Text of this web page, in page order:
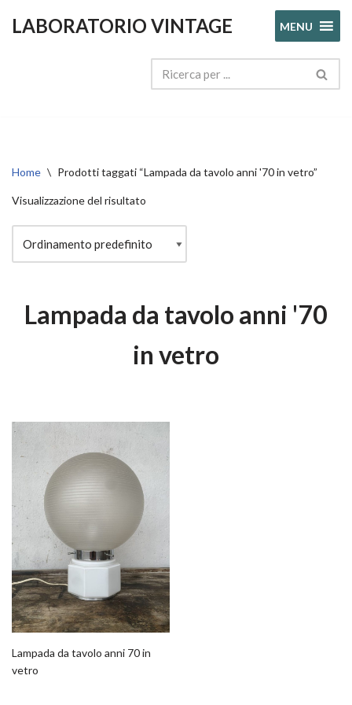
LABORATORIO VINTAGE MENU
Home \ Prodotti taggati “Lampada da tavolo anni '70 in vetro”
Visualizzazione del risultato
Lampada da tavolo anni '70
in vetro
Lampada da tavolo anni 70 in
vetro